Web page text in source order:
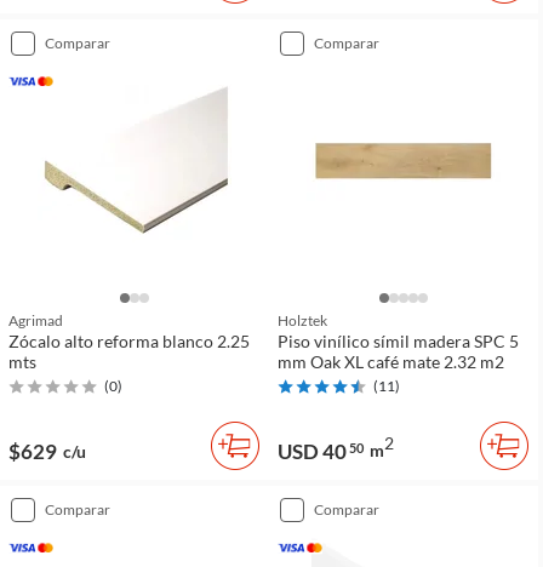
comparar
Agrimad
Zócalo alto reforma blanco 2.25
mts
(0)
$629 c/u
comparar
Holztek
Piso vinílico símil madera SPC 5
mm Oak XL café mate 2.32 m2
(11)
USD 4050 m2
comparar comparar